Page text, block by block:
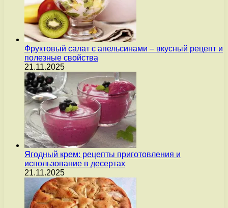
Фруктовый салат с апельсинами – вкусный рецепт и
полезные свойства
21.11.2025
Ягодный крем: рецепты приготовления и
использование в десертах
21.11.2025